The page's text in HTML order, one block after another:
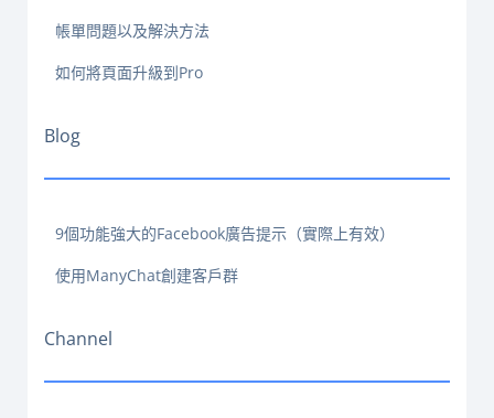
帳單問題以及解決方法
如何將頁面升級到Pro
Blog
9個功能強大的Facebook廣告提示（實際上有效）
使用ManyChat創建客戶群
Channel